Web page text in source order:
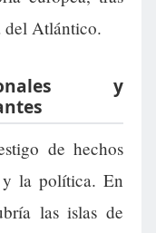
del Atlántico.
y
de hechos
y la política. En
las islas de